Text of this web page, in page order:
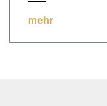
mehr